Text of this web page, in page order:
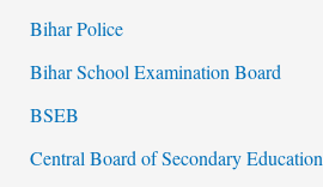
Bihar Police
Bihar School Examination Board
BSEB
Central Board of Secondary Education